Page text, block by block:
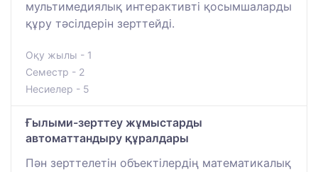
мультимедиялық интерактивті қосымшаларды
құру тәсілдерін зерттейді.
Оқу жылы - 1
Семестр - 2
Несиелер - 5
Ғылыми-зерттеу жұмыстарды
автоматтандыру құралдары
Пән зерттелетін объектілердің математикалық